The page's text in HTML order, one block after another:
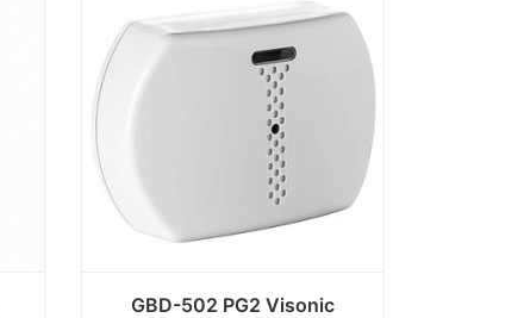
GBD-502 PG2 Visonic